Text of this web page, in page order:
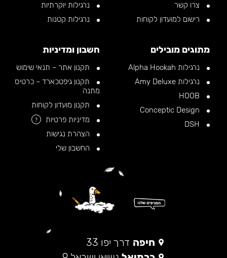
צרו קשר
רישום למועדון לקוחות
נרגילות יוקרתיות
נרגילות קטנות
מתוגים מובילים
נרגילות Alpha Hookah
נרגילות Amy Deluxe
חשבון ומדיניות
תקנון אתר – תנאי שימוש
תקנון גיפטכארד – כרטיס
מתנה
תקנון מועדון לקוחות
מדיניות פרטיות
?
הצהרת נגישות
החשבון שלי
חיפה דרך יפו 33